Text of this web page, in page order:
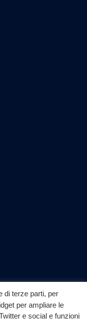
▶
di terze parti, per
per ampliare le
e social e funzioni